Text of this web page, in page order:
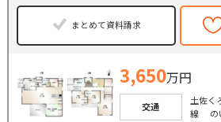
まとめて資料請求
3,650万円
交通
土佐く
線 の